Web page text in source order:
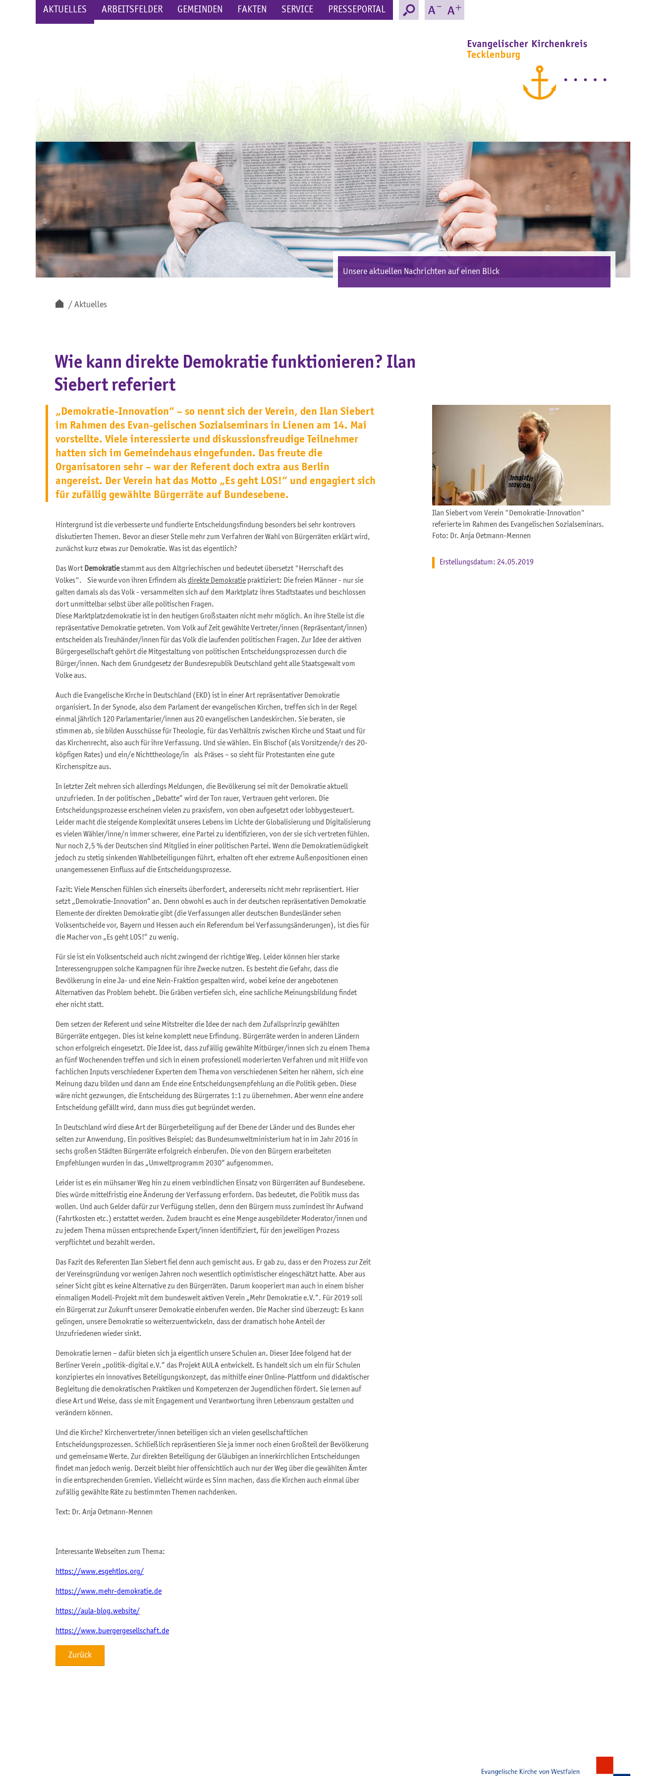
AKTUELLES ARBEITSFELDER GEMEINDEN FAKTEN SERVICE PRESSEPORTAL
Unsere aktuellen Nachrichten auf einen Blick
Aktuelles
Wie kann direkte Demokratie funktionieren? Ilan
Siebert referiert
„Demokratie-Innovation“ – so nennt sich der Verein, den Ilan Siebert
im Rahmen des Evan-gelischen Sozialseminars in Lienen am 14. Mai
vorstellte. Viele interessierte und diskussionsfreudige Teilnehmer
hatten sich im Gemeindehaus eingefunden. Das freute die
Organisatoren sehr – war der Referent doch extra aus Berlin
angereist. Der Verein hat das Motto „Es geht LOS!“ und engagiert sich
für zufällig gewählte Bürgerräte auf Bundesebene.
Hintergrund ist die verbesserte und fundierte Entscheidungsfindung besonders bei sehr kontrovers
diskutierten Themen. Bevor an dieser Stelle mehr zum Verfahren der Wahl von Bürgerräten erklärt wird,
zunächst kurz etwas zur Demokratie. Was ist das eigentlich?
Das Wort Demokratiestammt aus dem Altgriechischen und bedeutet übersetzt "Herrschaft des
Volkes". Sie wurde von ihren Erfindern alsdirekte Demokratie praktiziert: Die freien Männer - nur sie
galten damals als das Volk - versammelten sich auf dem Marktplatz ihres Stadtstaates und beschlossen
dort unmittelbar selbst über alle politischen Fragen.
Diese Marktplatzdemokratie ist in den heutigen Großstaaten nicht mehr möglich. An ihre Stelle ist die
repräsentative Demokratie getreten. Vom Volk auf Zeit gewählte Vertreter/innen (Repräsentant/innen)
entscheiden als Treuhänder/innen für das Volk die laufenden politischen Fragen. Zur Idee der aktiven
Bürgergesellschaft gehört die Mitgestaltung von politischen Entscheidungsprozessen durch die
Bürger/innen. Nach dem Grundgesetz der Bundesrepublik Deutschland geht alle Staatsgewalt vom
Volke aus.
Auch die Evangelische Kirche in Deutschland (EKD) ist in einer Art repräsentativer Demokratie
organisiert. In der Synode, also dem Parlament der evangelischen Kirchen, treffen sich in der Regel
einmal jährlich 120 Parlamentarier/innen aus 20 evangelischen Landeskirchen. Sie beraten, sie
stimmen ab, sie bilden Ausschüsse für Theologie, für das Verhältnis zwischen Kirche und Staat und für
das Kirchenrecht, also auch für ihre Verfassung. Und sie wählen. Ein Bischof (als Vorsitzende/r des 20-
köpfigen Rates) und ein/e Nichttheologe/in als Präses – so sieht für Protestanten eine gute
Kirchenspitze aus.
In letzter Zeit mehren sich allerdings Meldungen, die Bevölkerung sei mit der Demokratie aktuell
unzufrieden. In der politischen „Debatte“ wird der Ton rauer, Vertrauen geht verloren. Die
Entscheidungsprozesse erscheinen vielen zu praxisfern, von oben aufgesetzt oder lobbygesteuert.
Leider macht die steigende Komplexität unseres Lebens im Lichte der Globalisierung und Digitalisierung
es vielen Wähler/inne/n immer schwerer, eine Partei zu identifizieren, von der sie sich vertreten fühlen.
Nur noch 2,5 % der Deutschen sind Mitglied in einer politischen Partei. Wenn die Demokratiemüdigkeit
jedoch zu stetig sinkenden Wahlbeteiligungen führt, erhalten oft eher extreme Außenpositionen einen
unangemessenen Einfluss auf die Entscheidungsprozesse.
Fazit: Viele Menschen fühlen sich einerseits überfordert, andererseits nicht mehr repräsentiert. Hier
setzt „Demokratie-Innovation“ an. Denn obwohl es auch in der deutschen repräsentativen Demokratie
Elemente der direkten Demokratie gibt (die Verfassungen aller deutschen Bundesländer sehen
Volksentscheide vor, Bayern und Hessen auch ein Referendum bei Verfassungsänderungen), ist dies für
die Macher von „Es geht LOS!“ zu wenig.
Für sie ist ein Volksentscheid auch nicht zwingend der richtige Weg. Leider können hier starke
Interessengruppen solche Kampagnen für ihre Zwecke nutzen. Es besteht die Gefahr, dass die
Bevölkerung in eine Ja- und eine Nein-Fraktion gespalten wird, wobei keine der angebotenen
Alternativen das Problem behebt. Die Gräben vertiefen sich, eine sachliche Meinungsbildung findet
eher nicht statt.
Dem setzen der Referent und seine Mitstreiter die Idee der nach dem Zufallsprinzip gewählten
Bürgerräte entgegen. Dies ist keine komplett neue Erfindung. Bürgerräte werden in anderen Ländern
schon erfolgreich eingesetzt. Die Idee ist, dass zufällig gewählte Mitbürger/innen sich zu einem Thema
an fünf Wochenenden treffen und sich in einem professionell moderierten Verfahren und mit Hilfe von
fachlichen Inputs verschiedener Experten dem Thema von verschiedenen Seiten her nähern, sich eine
Meinung dazu bilden und dann am Ende eine Entscheidungsempfehlung an die Politik geben. Diese
wäre nicht gezwungen, die Entscheidung des Bürgerrates 1:1 zu übernehmen. Aber wenn eine andere
Entscheidung gefällt wird, dann muss dies gut begründet werden.
In Deutschland wird diese Art der Bürgerbeteiligung auf der Ebene der Länder und des Bundes eher
selten zur Anwendung. Ein positives Beispiel: das Bundesumweltministerium hat in im Jahr 2016 in
sechs großen Städten Bürgerräte erfolgreich einberufen. Die von den Bürgern erarbeiteten
Empfehlungen wurden in das „Umweltprogramm 2030“ aufgenommen.
Leider ist es ein mühsamer Weg hin zu einem verbindlichen Einsatz von Bürgerräten auf Bundesebene.
Dies würde mittelfristig eine Änderung der Verfassung erfordern. Das bedeutet, die Politik muss das
wollen. Und auch Gelder dafür zur Verfügung stellen, denn den Bürgern muss zumindest ihr Aufwand
(Fahrtkosten etc.) erstattet werden. Zudem braucht es eine Menge ausgebildeter Moderator/innen und
zu jedem Thema müssen entsprechende Expert/innen identifiziert, für den jeweiligen Prozess
verpflichtet und bezahlt werden.
Das Fazit des Referenten Ilan Siebert fiel denn auch gemischt aus. Er gab zu, dass er den Prozess zur Zeit
der Vereinsgründung vor wenigen Jahren noch wesentlich optimistischer eingeschätzt hatte. Aber aus
seiner Sicht gibt es keine Alternative zu den Bürgerräten. Darum kooperiert man auch in einem bisher
einmaligen Modell-Projekt mit dem bundesweit aktiven Verein „Mehr Demokratie e.V.“. Für 2019 soll
ein Bürgerrat zur Zukunft unserer Demokratie einberufen werden. Die Macher sind überzeugt: Es kann
gelingen, unsere Demokratie so weiterzuentwickeln, dass der dramatisch hohe Anteil der
Unzufriedenen wieder sinkt.
Demokratie lernen – dafür bieten sich ja eigentlich unsere Schulen an. Dieser Idee folgend hat der
Berliner Verein „politik-digital e.V.“ das Projekt AULA entwickelt. Es handelt sich um ein für Schulen
konzipiertes ein innovatives Beteiligungskonzept, das mithilfe einer Online-Plattform und didaktischer
Begleitung die demokratischen Praktiken und Kompetenzen der Jugendlichen fördert. Sie lernen auf
diese Art und Weise, dass sie mit Engagement und Verantwortung ihren Lebensraum gestalten und
verändern können.
Und die Kirche? Kirchenvertreter/innen beteiligen sich an vielen gesellschaftlichen
Entscheidungsprozessen. Schließlich repräsentieren Sie ja immer noch einen Großteil der Bevölkerung
und gemeinsame Werte. Zur direkten Beteiligung der Gläubigen an innerkirchlichen Entscheidungen
findet man jedoch wenig. Derzeit bleibt hier offensichtlich auch nur der Weg über die gewählten Ämter
in die entsprechenden Gremien. Vielleicht würde es Sinn machen, dass die Kirchen auch einmal über
zufällig gewählte Räte zu bestimmten Themen nachdenken.
Text: Dr. Anja Oetmann-Mennen
Interessante Webseiten zum Thema:
https://www.esgehtlos.org/
https://www.mehr-demokratie.de
https://aula-blog.website/
https://www.buergergesellschaft.de
Zurück
Ilan Siebert vom Verein "Demokratie-Innovation"
referierte im Rahmen des Evangelischen Sozialseminars.
Foto: Dr. Anja Oetmann-Mennen
Erstellungsdatum: 24.05.2019